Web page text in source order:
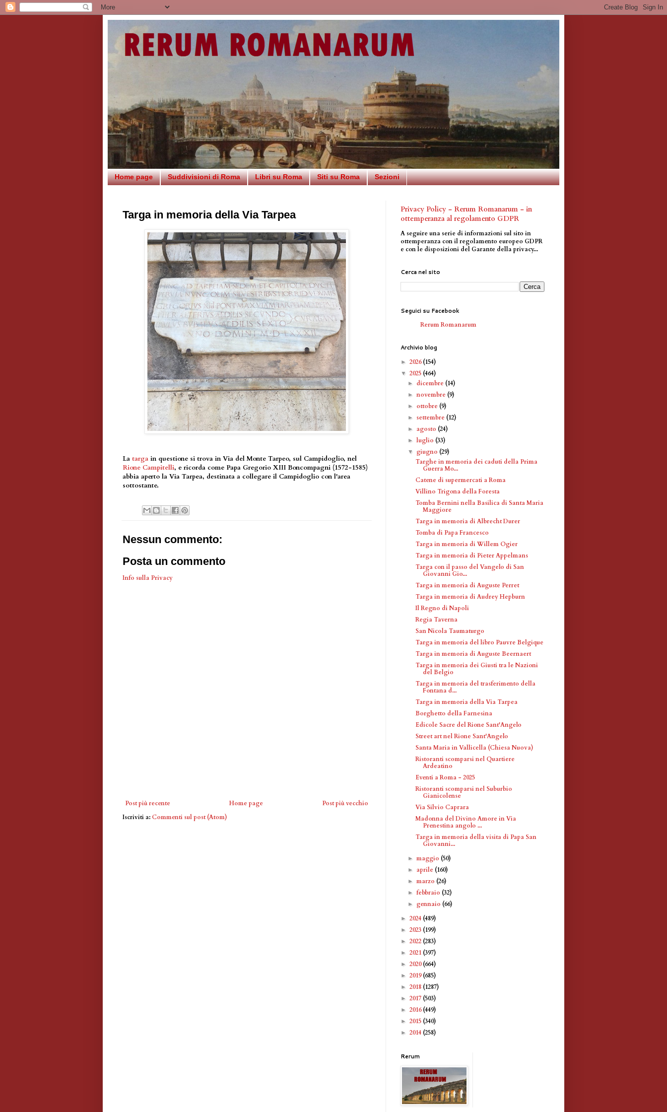
Home page Suddivisioni di Roma Libri su Roma Siti su Roma Sezioni
Targa in memoria della Via Tarpea
La targa in questione si trova in Via del Monte Tarpeo, sul Campidoglio, nel
Rione Campitelli, e ricorda come Papa Gregorio XIII Boncompagni (1572-1585)
abbia aperto la Via Tarpea, destinata a collegare il Campidoglio con l'area
sottostante.
Nessun commento:
Posta un commento
Info sulla Privacy
Post più recente Post più vecchio
Home page
Iscriviti a: Commenti sul post (Atom)
Privacy Policy - Rerum Romanarum - in
ottemperanza al regolamento GDPR
A seguire una serie di informazioni sul sito in
ottemperanza con il regolamento europeo GDPR
e con le disposizioni del Garante della privacy...
Cerca nel sito
Seguici su Facebook
Rerum Romanarum
Archivio blog
► 2026(154)
▼ 2025 (464)
► dicembre (14)
►novembre (9)
► ottobre (9)
► settembre (12)
► agosto (24)
►luglio (33)
▼ giugno (29)
Targhe in memoria dei caduti della Prima
Guerra Mo...
Catene di supermercati a Roma
Villino Trigona della Foresta
Tomba Bernini nella Basilica di Santa Maria
Maggiore
Targa in memoria di Albrecht Durer
Tomba di Papa Francesco
Targa in memoria di Willem Ogier
Targa in memoria di Pieter Appelmans
Targa con il passo del Vangelo di San
Giovanni Gio...
Targa in memoria di Auguste Perret
Targa in memoria di Audrey Hepburn
Il Regno di Napoli
Regia Taverna
San Nicola Taumaturgo
Targa in memoria del libro Pauvre Belgique
Targa in memoria di Auguste Beernaert
Targa in memoria dei Giusti tra le Nazioni
del Belgio
Targa in memoria del trasferimento della
Fontana d...
Targa in memoria della Via Tarpea
Borghetto della Farnesina
Edicole Sacre del Rione Sant'Angelo
Street art nel Rione Sant'Angelo
Santa Maria in Vallicella (Chiesa Nuova)
Ristoranti scomparsi nel Quartiere
Ardeatino
Eventi a Roma - 2025
Ristoranti scomparsi nel Suburbio
Gianicolense
Via Silvio Caprara
Madonna del Divino Amore in Via
Prenestina angolo ...
Targa in memoria della visita di Papa San
Giovanni...
►maggio (50)
► aprile (160)
►marzo (26)
►febbraio (32)
► gennaio (66)
► 2024 (489)
► 2023 (199)
► 2022 (283)
► 2021 (397)
► 2020(664)
► 2019(685)
► 2018 (1287)
► 2017 (503)
► 2016(449)
► 2015 (340)
► 2014 (258)
Rerum